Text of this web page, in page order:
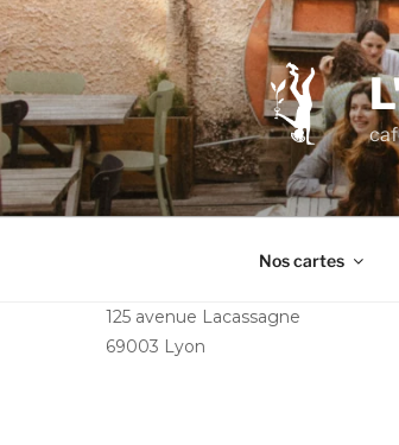
Aller
au
contenu
principal
Nos cartes
125 avenue Lacassagne
69003 Lyon